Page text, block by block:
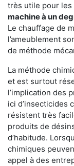
très utile pour les
machine à un
Le chauffage de
l’ameublement
de méthode
La méthode
et est surtout
l’implication des
ici d’insecticides
résistent très
produits de
d’habitude.
chimiques
appel à des